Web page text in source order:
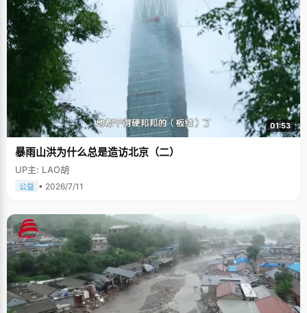
01:53
暴雨山洪为什么总是造访北京（二）
UP主: LAO胡
公益 • 2026/7/11